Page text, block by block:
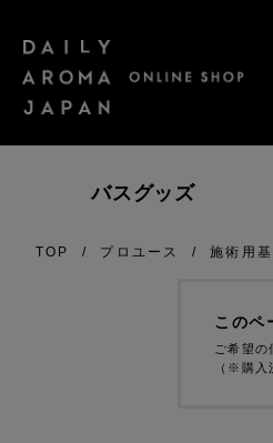
バスグッズ
エッセンシャ
高知県産ＹＵ
TOP プロユース 施術用
このペ
ご希望の
（※購入